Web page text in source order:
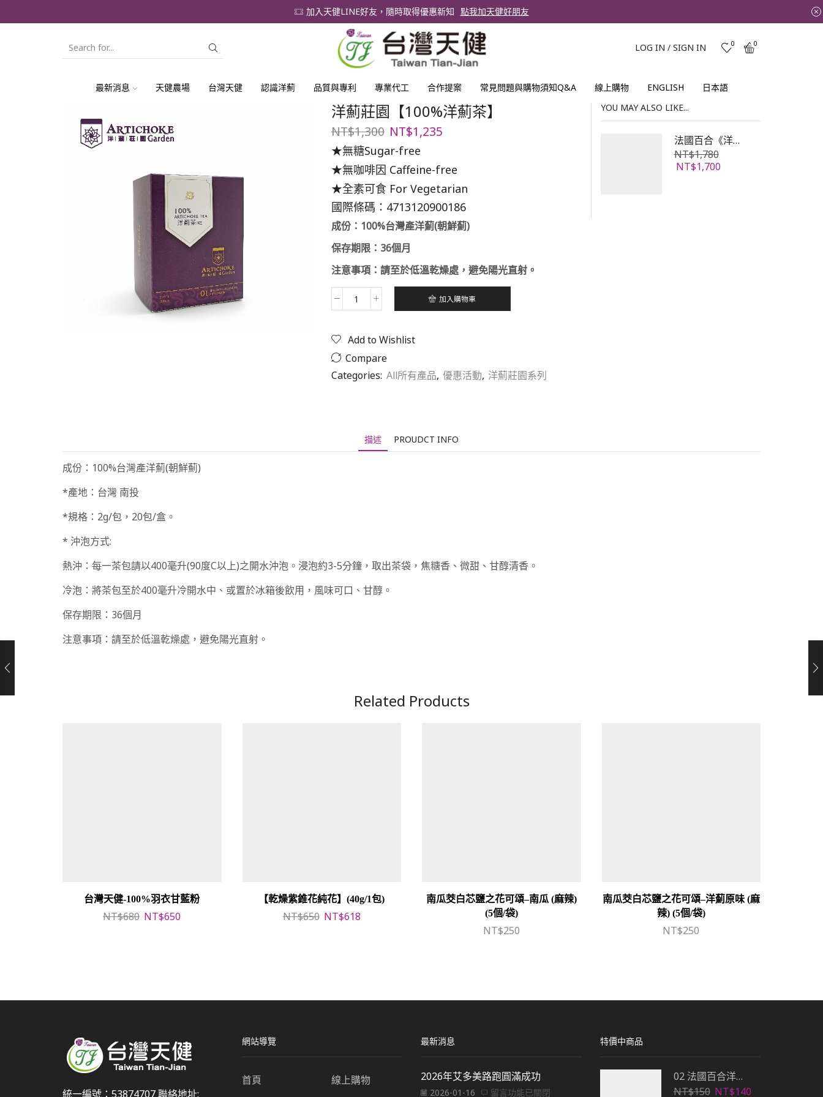
加入天健LINE好友，隨時取得優惠新知 點我加天健好朋友
LOG IN / SIGN IN 0 0
最新消息 天健農場 台灣天健 認識洋薊 品質與專利 專業代工 合作提案 常見問題與購物須知Q&A 線上購物 ENGLISH 日本語
洋薊莊園【100%洋薊茶】
NT$1,300 原
始
價
格：
NT$1,300。
NT$1,235目
格：
NT$1,235。
★無糖Sugar-free
★無咖啡因 Caffeine-free
★全素可食 For Vegetarian
國際條碼：4713120900186
成份：100%台灣產洋薊(朝鮮薊)
保存期限：36個月
注意事項：請至於低溫乾燥處，避免陽光直射。
洋
園
【100%
洋
薊
加入購物車
Add to Wishlist
Compare
Categories: All所有產品, 優惠活動, 洋薊莊園系列
YOU MAY ALSO LIKE...
法國百合《洋薊養生膠囊》
NT$1,780原
始
NT$1,700目
描述 PROUDCT INFO
成份：100%台灣產洋薊(朝鮮薊)
*產地：台灣 南投
*規格：2g/包，20包/盒。
* 沖泡方式:
熱沖：每一茶包請以400毫升(90度C以上)之開水沖泡。浸泡約3-5分鐘，取出茶袋，焦糖香、微甜、甘醇清香。
冷泡：將茶包至於400毫升冷開水中、或置於冰箱後飲用，風味可口、甘醇。
保存期限：36個月
注意事項：請至於低溫乾燥處，避免陽光直射。
Related Products
台灣天健-100%羽衣甘藍粉
NT$680 原
NT$650
【乾燥紫錐花純花】(40g/1包)
NT$650 原
NT$618目
南瓜茭白芯鹽之花可頌–南瓜 (麻辣)
(5個/袋)
NT$250
南瓜茭白芯鹽之花可頌–洋薊原味 (麻
辣) (5個/袋)
NT$250
統一編號：53874707 聯絡地址:
網站導覽
首頁
線上購物
最新消息
2026年艾多美路跑圓滿成功
2026-01-16 在
留言功能已關閉
特價中商品
02 法國百合洋薊膠囊Plus+洋薊莊園洋薊茶雙包組
NT$150 原
NT$140目